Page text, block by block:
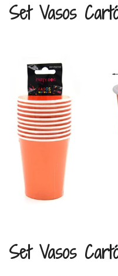
Set Vasos
Set Vasos